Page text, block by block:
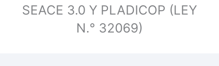
SEACE 3.0 Y PLADICOP (LEY
N.° 32069)